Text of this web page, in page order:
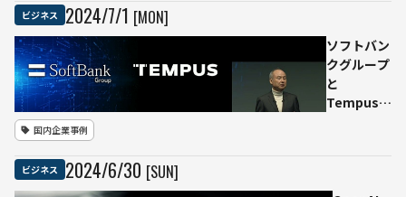
ぐ
で隠
れた
を掘
活用
によ
全業
ビジネス 2024/7/1 [MON]
ソフトバン
クグループ
と
Tempus、
国内企業事例
ビジネス 2024/6/30 [SUN]